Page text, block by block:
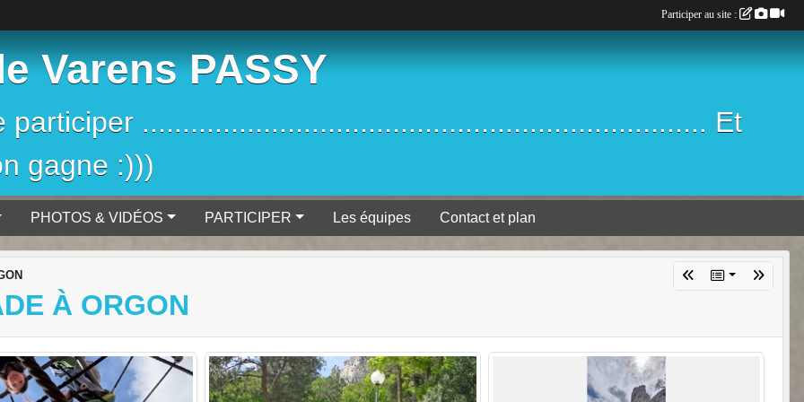
Varens PASSY
participer ...................................................................... Et
gagne :)))
PHOTOS & VIDÉOS PARTICIPER Les équipes Contact et plan
À ORGON
Participer au site :